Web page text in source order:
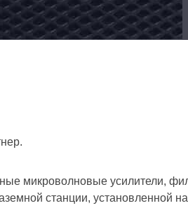
микроволновые усилители,
станции, установленной